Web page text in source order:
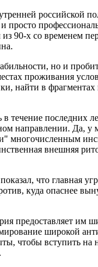
российской
просто
90-х со временем
но и
проживания
найти в
последних
направлении. Да, у
многочисленным
внешняя
что главная
куда опаснее
предоставляет им
широкой
чтобы вступить